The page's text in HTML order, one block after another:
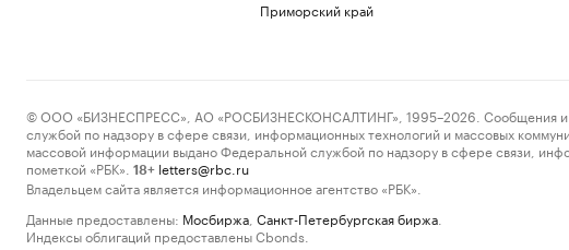
Приморский край
© ООО «БИЗНЕСПРЕСС», АО «РОСБИЗНЕСКОНСАЛТИНГ», 1995–2026. Сообщения и
службой по надзору в сфере связи, информационных технологий и массовых
массовой информации выдано Федеральной службой по надзору в сфере связи,
пометкой «РБК».
18+ letters@rbc.ru
Владельцем сайта является информационное агентство «РБК».
Данные предоставлены: Мосбиржа Санкт-Петербургская биржа
Индексы облигаций предоставлены Cbonds.